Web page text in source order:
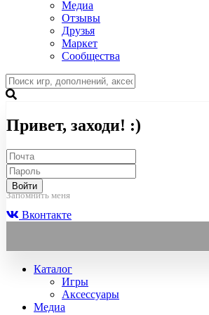
Медиа
Отзывы
Друзья
Маркет
Сообщества
Привет, заходи! :)
Войти
Запомнить меня
Вконтакте
Каталог
Игры
Аксессуары
Медиа